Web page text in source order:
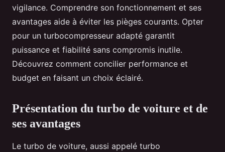
vigilance. Comprendre son fonctionnement et ses
avantages aide à éviter les pièges courants. Opter
pour un turbocompresseur adapté garantit
puissance et fiabilité sans compromis inutile.
Découvrez comment concilier performance et
budget en faisant un choix éclairé.
Présentation du turbo de voiture et de
ses avantages
Le turbo de voiture, aussi appelé turbo